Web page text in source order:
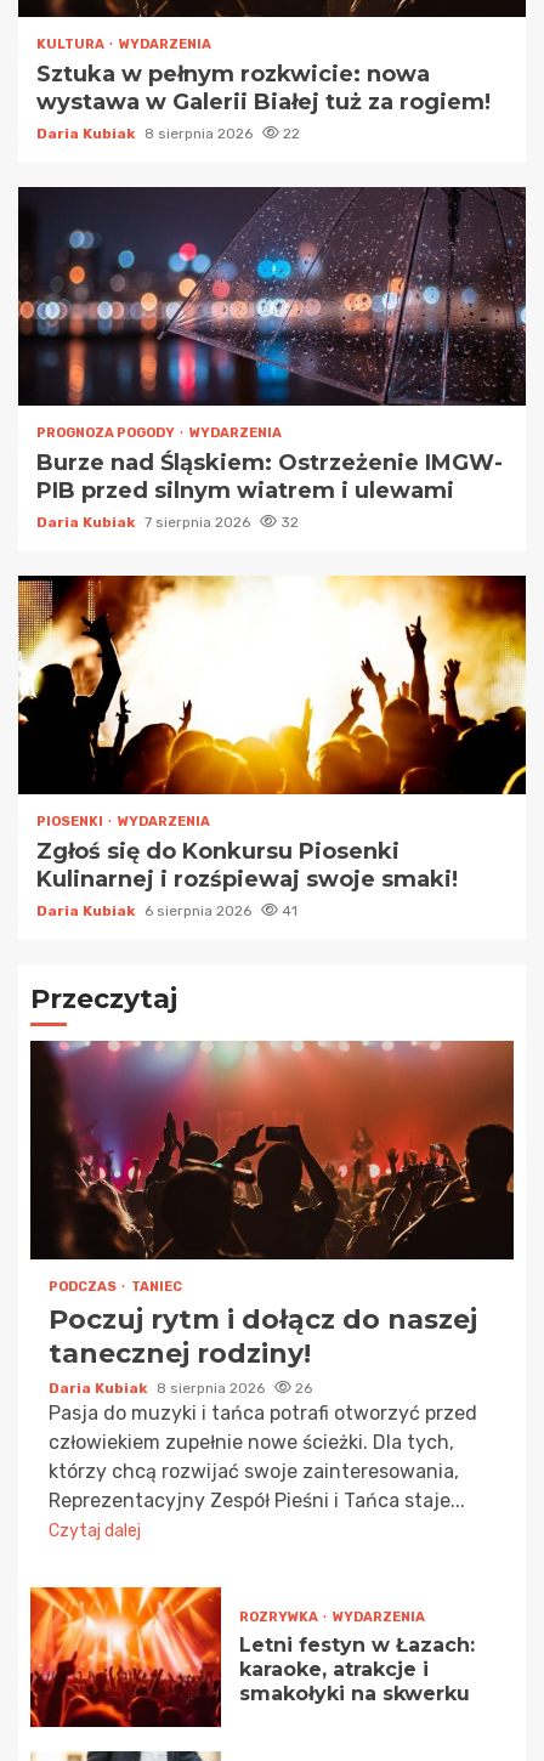
KULTURA WYDARZENIA
Sztuka w pełnym rozkwicie: nowa
wystawa w Galerii Białej tuż za rogiem!
Daria Kubiak 8 sierpnia 2026 22
PROGNOZA POGODY WYDARZENIA
Burze nad Śląskiem: Ostrzeżenie IMGW-
PIB przed silnym wiatrem i ulewami
Daria Kubiak 7 sierpnia 2026 32
PIOSENKI WYDARZENIA
Zgłoś się do Konkursu Piosenki
Kulinarnej i rozśpiewaj swoje smaki!
Daria Kubiak 6 sierpnia 2026 41
Przeczytaj
PODCZAS TANIEC
Poczuj rytm i dołącz do naszej
tanecznej rodziny!
Daria Kubiak 8 sierpnia 2026 26
Pasja do muzyki i tańca potrafi otworzyć przed
człowiekiem zupełnie nowe ścieżki. Dla tych,
którzy chcą rozwijać swoje zainteresowania,
Reprezentacyjny Zespół Pieśni i Tańca staje...
Czytaj dalej
ROZRYWKA WYDARZENIA
Letni festyn w Łazach:
karaoke, atrakcje i
smakołyki na skwerku